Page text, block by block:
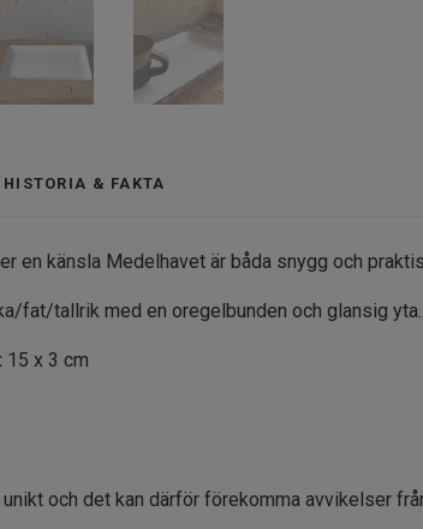
HISTORIA & FAKTA
en känsla Medelhavet är båda snygg och
fat/tallrik med en oregelbunden och glansig
15 x 3 cm
unikt och det kan därför förekomma avvikelser